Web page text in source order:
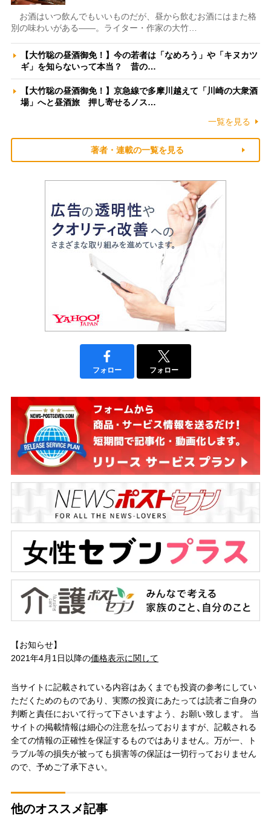
お酒はいつ飲んでもいいものだが、昼から飲むお酒にはまた格
別の味わいがある――。ライター・作家の大竹…
【大竹聡の昼酒御免！】今の若者は「なめろう」や「キヌカツ
ギ」を知らないって本当？ 昔の…
【大竹聡の昼酒御免！】京急線で多摩川越えて「川崎の大衆酒
場」へと昼酒旅 押し寄せるノス…
一覧を見る
著者・連載の一覧を見る
フォロー フォロー
【お知らせ】
2021年4月1日以降の価格表示に関して
当サイトに記載されている内容はあくまでも投資の参考にしてい
ただくためのものであり、実際の投資にあたっては読者ご自身の
判断と責任において行って下さいますよう、お願い致します。 当
サイトの掲載情報は細心の注意を払っておりますが、記載される
全ての情報の正確性を保証するものではありません。万が一、ト
ラブル等の損失が被っても損害等の保証は一切行っておりません
ので、予めご了承下さい。
他のオススメ記事